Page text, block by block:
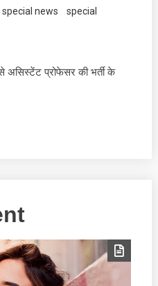
special news
special
असिस्टेंट प्रोफेसर की भर्ती के